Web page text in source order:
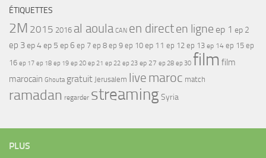
ÉTIQUETTES
2M 2015 2016 al aoula CAN en directen ligne ep 1 ep 2
ep 3ep 4ep 5 ep 6 ep 7 ep 8 ep 9 ep 10 ep 11 ep 12 ep 13 ep 14 ep 15 ep
16 ep 17 ep 18 ep 19 ep 20 ep 21 ep 22 ep 23 ep 27 ep 28 ep 30 film film
marocain Ghouta gratuit Jerusalem live maroc match
ramadan regarder streamingSyria
PLUS